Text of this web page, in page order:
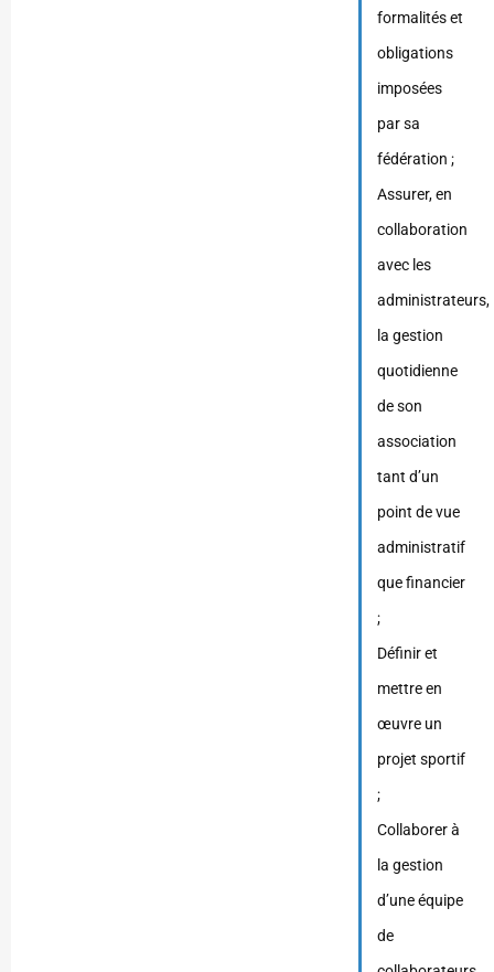
formalités et
obligations
imposées
par sa
fédération ;
Assurer, en
collaboration
avec les
administrateurs,
la gestion
quotidienne
de son
association
tant d’un
point de vue
administratif
que financier
;
Définir et
mettre en
œuvre un
projet sportif
;
Collaborer à
la gestion
d’une équipe
de